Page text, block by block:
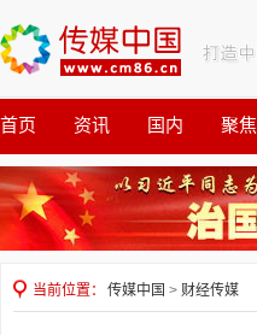
首页 资讯 国内 聚焦
观察 公益
当前位置： 传媒中国 > 财经传媒